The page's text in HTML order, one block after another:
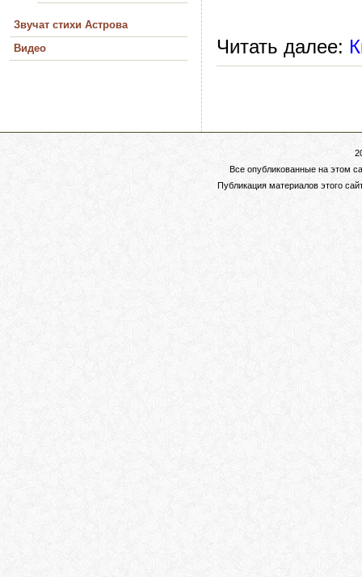
Звучат стихи Астрова
Видео
Читать далее:
Все опубликованные на этом
Публикация материалов этого